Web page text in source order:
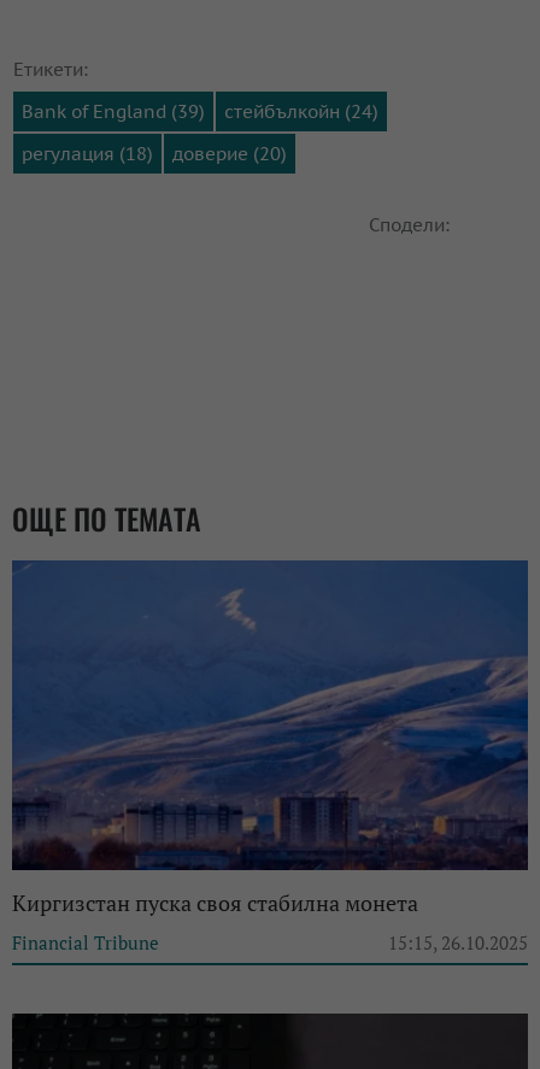
Етикети:
Bank of England (39)
стейбълкойн (24)
регулация (18)
доверие (20)
Сподели:
ОЩЕ ПО ТЕМАТА
Киргизстан пуска своя стабилна монета
Financial Tribune 15:15, 26.10.2025